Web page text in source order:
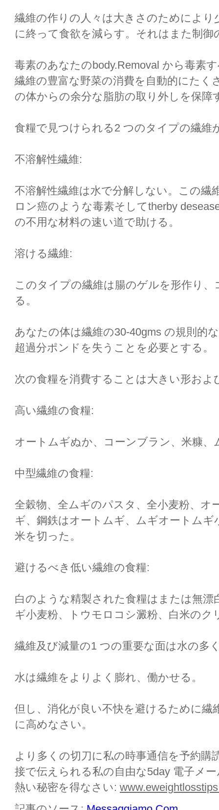
繊維の作りの人々は大きさのためにより
に終って食欲を減らす。それはまた制
毒素のあなたのbody.Removal から毒素
繊維の豊富な野菜の消費を自動的にたく
の体からの余分な脂肪の取り外しを保障
食糧で見つけられる2 つのタイプの繊維
不溶解性繊維:
不溶解性繊維は水で分解しない。この繊
ロン癌のような毒素そしてtherby
の不用な材料の速い道で助ける。
溶ける繊維:
このタイプの繊維は腸のゲルを形作り
る。
あなたの体は繊維の30-40gms の規則的
超過分ポンドを失うことを必要とする。
次の食糧を消費することは大きい形およ
高い繊維の食糧:
オートムギぬか、コーンブラン、米糠、
中型繊維の食糧:
全穀物、全ムギのパスタ、全小麦粉、オ
ギ、鋼鉄はオートムギ、ムギオートム
米を切った。
避けるべき低い繊維の食糧:
白のような精製された食糧はまたは無
ギ小麦粉、トウモロコシ澱粉、白米のク
繊維及び減量の1 つの重要な面は水の多
水は繊維をよりよく膨れ、働かせる。
但し、消化が良い不快を避けるために繊
に高めなさい。
より多くの切刀に私の時事通信を予約購
接で伝えられる私の自由な5day 電子メ
熱い秘密を得なさい: